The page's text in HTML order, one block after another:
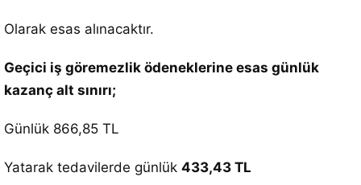
Olarak esas alınacaktır.
Geçici iş göremezlik ödeneklerine esas günlük
kazanç alt sınırı;
Günlük 866,85 TL
Yatarak tedavilerde günlük 433,43 TL